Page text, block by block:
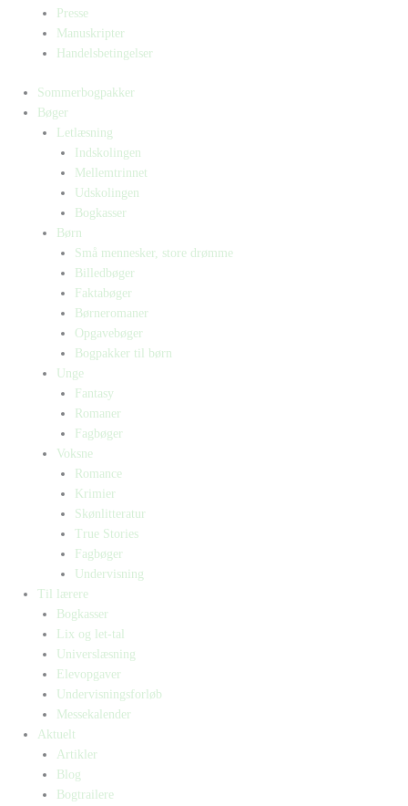
Presse
Manuskripter
Handelsbetingelser
Sommerbogpakker
Bøger
Letlæsning
Indskolingen
Mellemtrinnet
Udskolingen
Bogkasser
Børn
Små mennesker, store drømme
Billedbøger
Faktabøger
Børneromaner
Opgavebøger
Bogpakker til børn
Unge
Fantasy
Romaner
Fagbøger
Voksne
Romance
Krimier
Skønlitteratur
True Stories
Fagbøger
Undervisning
Til lærere
Bogkasser
Lix og let-tal
Universlæsning
Elevopgaver
Undervisningsforløb
Messekalender
Aktuelt
Artikler
Blog
Bogtrailere